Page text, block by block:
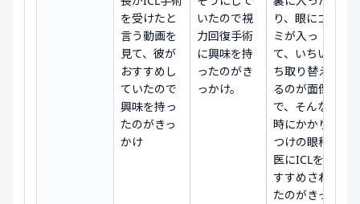
を受けたと
言う動画を
見て、彼が
おすすめし
ていたので
興味を持っ
たのがきっ
かけ
いたので視
力回復手術
に興味を持
ったのがき
っかけ。
り、眼にゴ
ミが入っ
て、いちい
ち取り替え
るのが面倒
で、そんな
時にかかり
つけの眼科
医にICLをお
すすめされ
たのがきっ